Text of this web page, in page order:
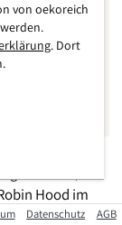
hat, der
Hood im
der
Datenschutz AGB
von oekoreich
. Dort